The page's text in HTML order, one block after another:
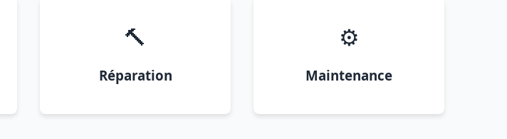
🔨
Réparation
⚙️
Maintenance